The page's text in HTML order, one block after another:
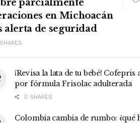
parcialmente
en Michoacán
alerta de seguridad
¡Revisa la lata de tu bebé! Cofepris
por fórmula Frisolac adulterada
0 SHARES
Colombia cambia de rumbo: ¿qué